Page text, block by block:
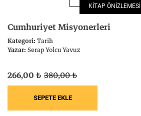
Felsefe
İnsan ve Toplum
KİTAP ÖNİZLEMESİ
Cumhuriyet Misyonerleri
Kategori:Tarih
Yazar:Serap Yolcu Yavuz
266,00 ₺ 380,00 ₺